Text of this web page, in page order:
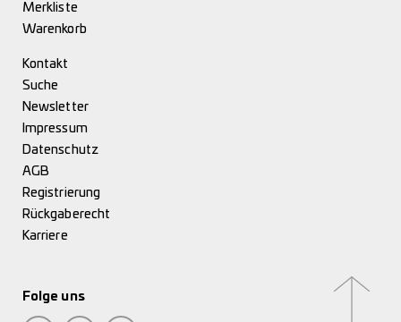
Merkliste
Warenkorb
Kontakt
Suche
Newsletter
Impressum
Datenschutz
AGB
Registrierung
Rückgaberecht
Karriere
Folge uns